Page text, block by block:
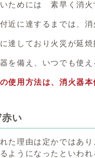
ためには 素早く消火
近に達するまでは、消
達しており火災が延
を備え、いつでも使
使用方法は、消火器
い
た理由は定かではあ
ようになったといわ